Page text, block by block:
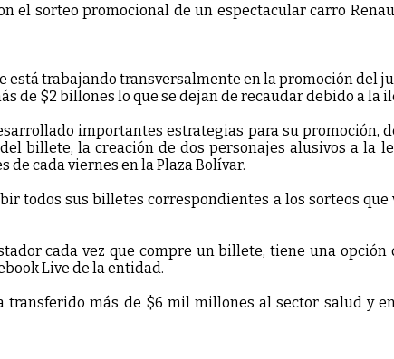
el sorteo promocional de un espectacular carro
está trabajando transversalmente en la promoción del
de $2 billones lo que se dejan de recaudar debido a la
importantes estrategias para su promoción,
billete, la creación de dos personajes alusivos a la
cada viernes en la Plaza Bolívar.
todos sus billetes correspondientes a los sorteos que
cada vez que compre un billete, tiene una
Live de la entidad.
transferido más de $6 mil millones al sector salud y